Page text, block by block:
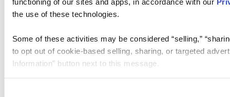
the use of these technologies.
Some of these activities may be considered “selling,”
to opt out of cookie-based selling, sharing, or targeted
Information” button next to this message.